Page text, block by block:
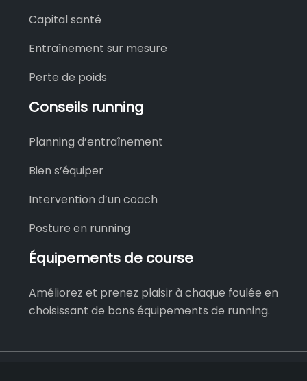
Capital santé
Entraînement sur mesure
Perte de poids
Conseils running
Planning d’entraînement
Bien s’équiper
Intervention d’un coach
Posture en running
Équipements de course
Améliorez et prenez plaisir à chaque foulée en
choisissant de bons équipements de running.